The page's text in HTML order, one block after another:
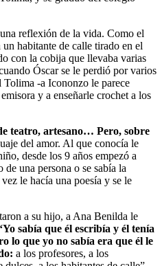
reflexión de la vida. Como el
habitante de calle tirado en el
con la cobija que llevaba varias
Óscar se le perdió por varios
Tolima -a Icononzo le parece
y a enseñarle crochet a los
teatro, artesano… Pero, sobre
del amor. Al que conocía le
desde los 9 años empezó a
una persona o se sabía la
le hacía una poesía y se le
a su hijo, a Ana Benilda le
sabía que él escribía y él tenía
lo que yo no sabía era que él le
a los profesores, a los